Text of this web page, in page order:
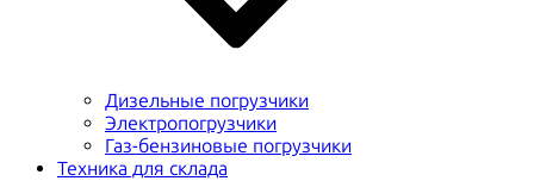
Дизельные погрузчики
Электропогрузчики
Газ-бензиновые погрузчики
Техника для склада